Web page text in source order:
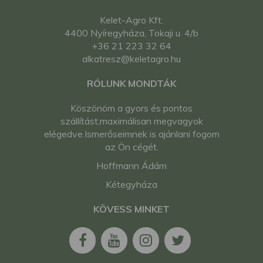
Kelet-Agro Kft.
4400 Nyíregyháza, Tokaji u. 4/b
+36 21 223 32 64
alkatresz@keletagro.hu
RÓLUNK MONDTÁK
Köszönöm a gyors és pontos
szállítást,maximálisan megvagyok
elégedve.Ismerőseimnek is ajánlani fogom
az Ön cégét.
Hoffmann Ádám
Kétegyháza
KÖVESS MINKET